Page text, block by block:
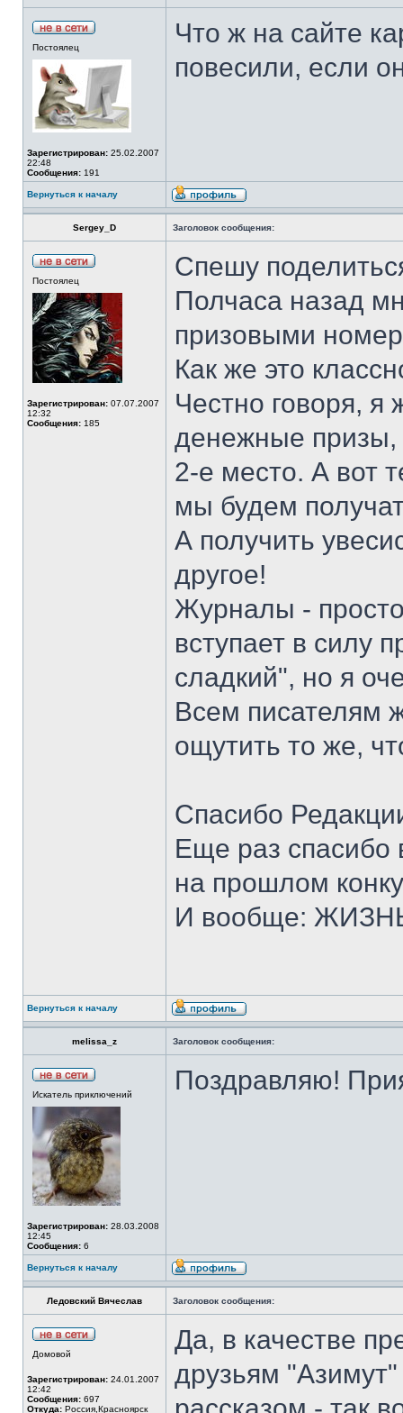
Постоялец
Зарегистрирован: 25.02.2007
22:48
Сообщения: 191
Что ж на сайте
повесили, если
Вернуться к началу
Sergey_D Заголовок сообщения:
Постоялец
Зарегистрирован: 07.07.2007
12:32
Сообщения: 185
Спешу
Полчаса назад
призовыми
Как же это
Честно говоря, я
денежные призы,
2-е место. А вот
мы будем
А получить
другое!
Журналы -
вступает в силу
сладкий", но я
Всем писателям
ощутить то же,
Спасибо
Еще раз спасибо
на прошлом
И вообще:
Вернуться к началу
melissa_z Заголовок сообщения:
Искатель приключений
Зарегистрирован: 28.03.2008
12:45
Сообщения: 6
Поздравляю!
Вернуться к началу
Ледовский Вячеслав Заголовок сообщения:
Домовой
Зарегистрирован: 24.01.2007
12:42
Сообщения: 697
Откуда: Россия,Красноярск
Да, в качестве
друзьям